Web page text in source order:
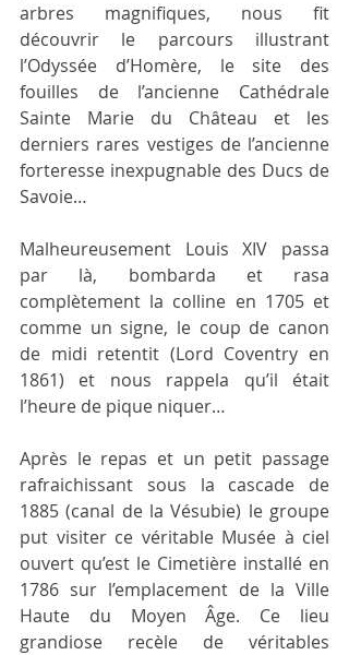
arbres magnifiques, nous fit
découvrir le parcours illustrant
l’Odyssée d’Homère, le site des
fouilles de l’ancienne Cathédrale
Sainte Marie du Château et les
derniers rares vestiges de l’ancienne
forteresse inexpugnable des Ducs de
Savoie…
Malheureusement Louis XIV passa
par là, bombarda et rasa
complètement la colline en 1705 et
comme un signe, le coup de canon
de midi retentit (Lord Coventry en
1861) et nous rappela qu’il était
l’heure de pique niquer…
Après le repas et un petit passage
rafraichissant sous la cascade de
1885 (canal de la Vésubie) le groupe
put visiter ce véritable Musée à ciel
ouvert qu’est le Cimetière installé en
1786 sur l’emplacement de la Ville
Haute du Moyen Âge. Ce lieu
grandiose recèle de véritables